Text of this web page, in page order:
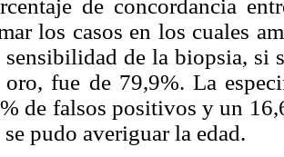
de concordancia
los casos en los cuales
sensibilidad de la biopsia, si
oro, fue de 79,9%. La
de falsos positivos y un
pudo averiguar la edad.